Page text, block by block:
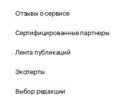
Отзывы о сервисе
Сертифицированные партнеры
Лента публикаций
Эксперты
Выбор редакции